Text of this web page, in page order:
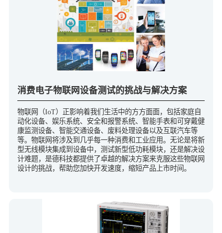
消费电子物联网设备测试的挑战与解决方案
物联网（IoT）正影响着我们生活中的方方面面，包括家庭自
动化设备、娱乐系统、安全和报警系统、智能手表和可穿戴健
康监测设备、智能交通设备、废料处理设备以及互联汽车等
等。物联网将涉及到几乎每一种消费和工业应用。无论是将新
型无线模块集成到设备中，测试新型低功耗模块，还是解决设
计难题，是德科技都提供了卓越的解决方案来克服这些物联网
设计的挑战，帮助您加快开发速度，缩短产品上市时间。